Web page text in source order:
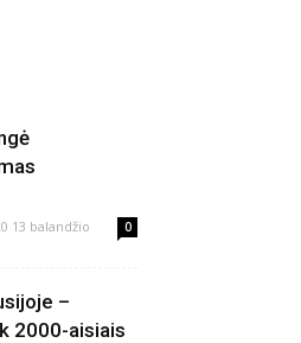
13 balandžio 0
–
2000-aisiais